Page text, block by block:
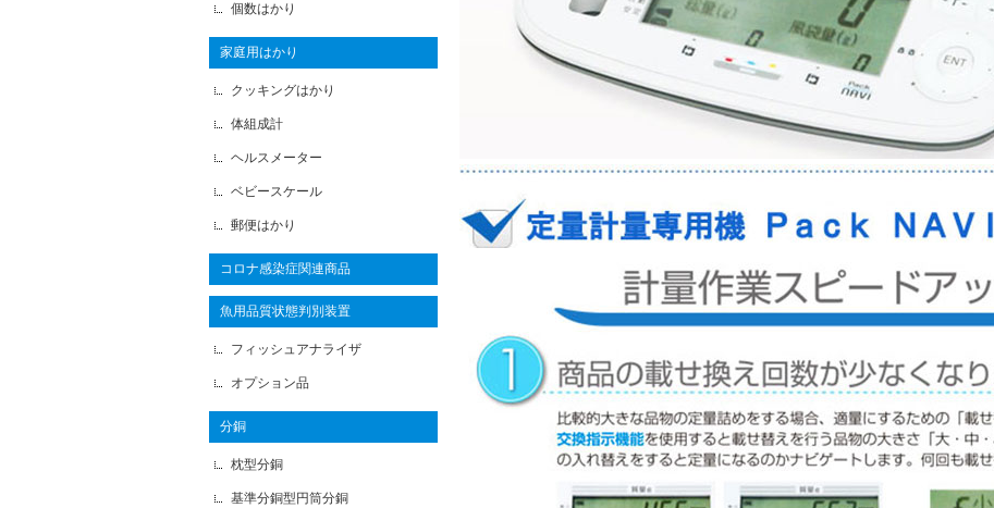
個数はかり
家庭用はかり
クッキングはかり
体組成計
ヘルスメーター
ベビースケール
郵便はかり
コロナ感染症関連商品
魚用品質状態判別装置
フィッシュアナライザ
オプション品
分銅
枕型分銅
基準分銅型円筒分銅